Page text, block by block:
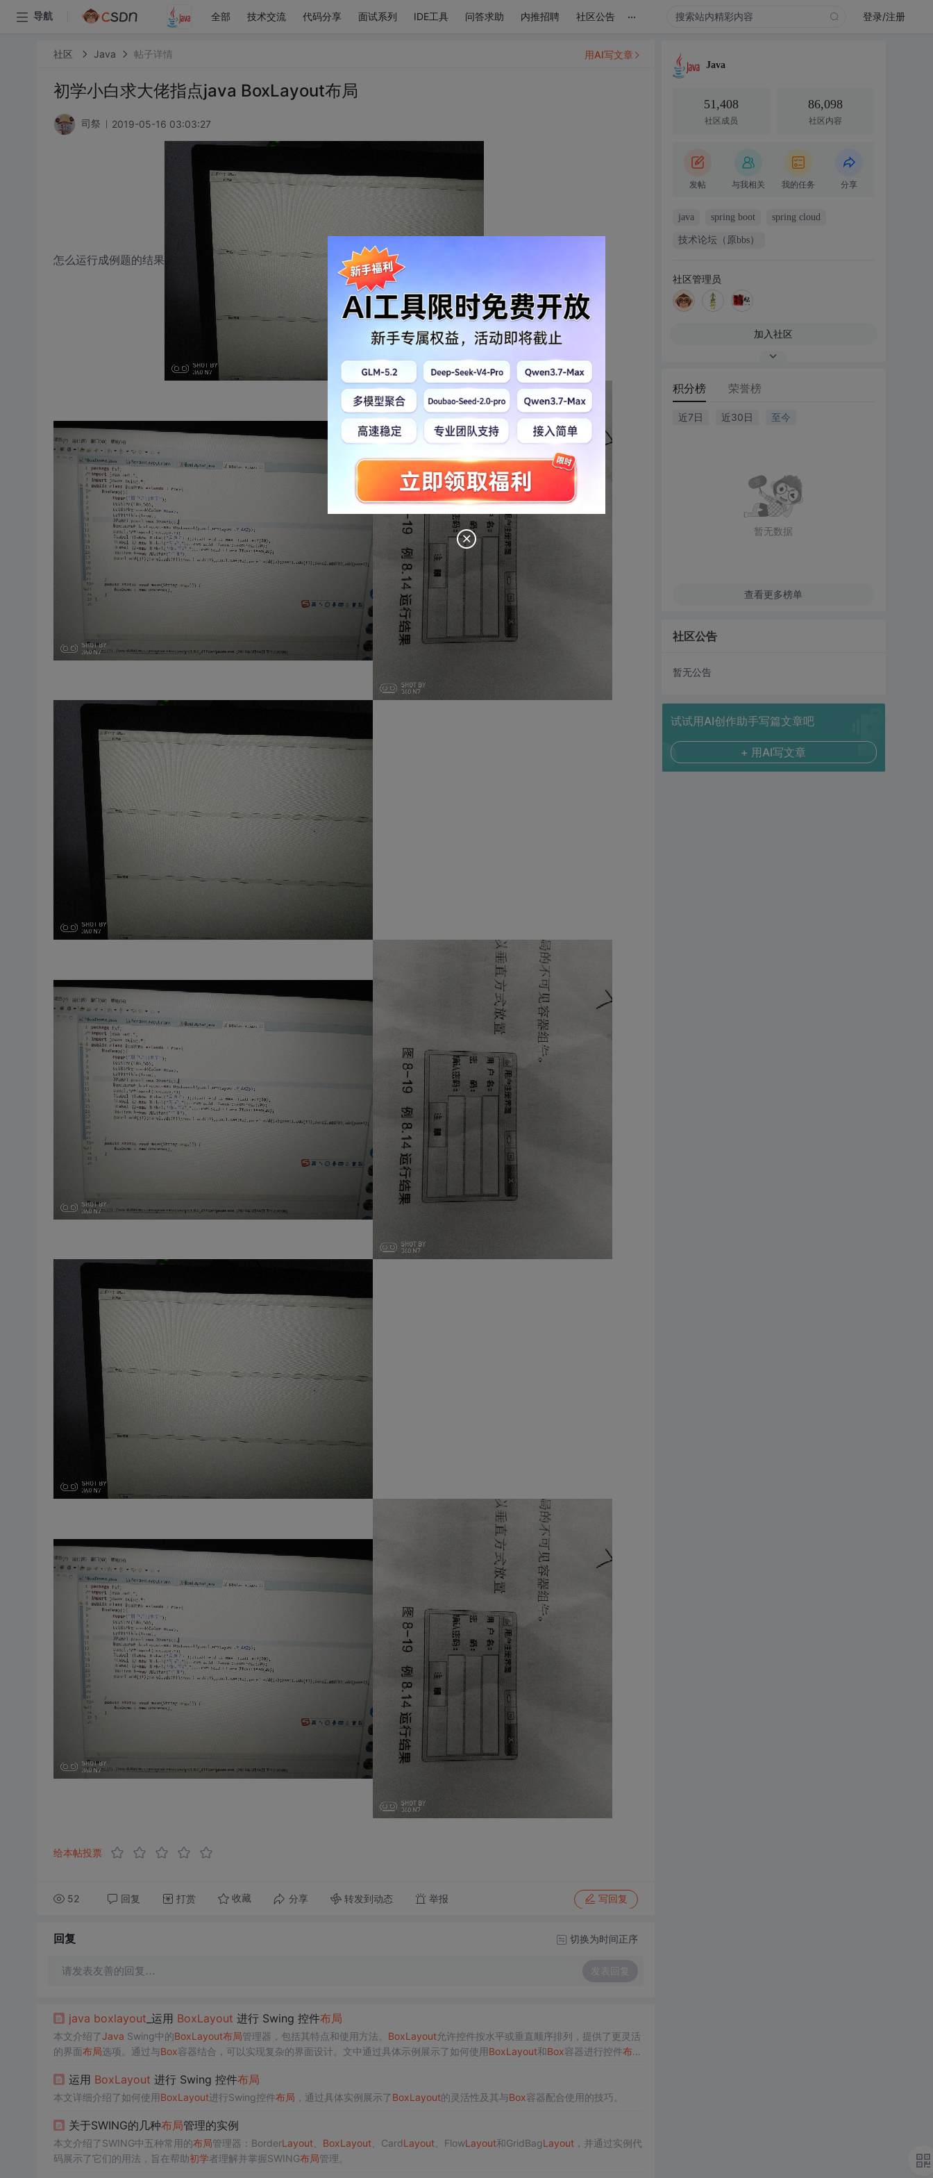
导航 全部 技术交流 代码分享 面试系列 IDE工具 问答求助 内推招聘 社区公告 ... 登录/注册
社区 Java 帖子详情
初学小白求大佬指点java BoxLayout布局
司祭 2019-05-16 03:03:27
怎么运行成例题的结果
给本帖投票
52 回复 打赏 收藏 分享 转发到动态 举报 写回复
用AI写文章
回复 切换为时间正序
请发表友善的回复… 发表回复
java boxlayout _运用 BoxLayout 进行 Swing 控件布局
本文介绍了Java Swing中的BoxLayout布局管理器，包括其特点和使用方法。 BoxLayout允许控件按水平或垂直顺序排列，提供了更灵活
的界面布局选项。通过与Box容器结合，可以实现复杂的界面设计。文中通过具体示例展示了如何使用BoxLayout和Box容器进行控件布局
运用 BoxLayout 进行 Swing 控件布局
本文详细介绍了如何使用BoxLayout进行Swing控件布局 ，通过具体实例展示了BoxLayout的灵活性及其与Box容器配合使用的技巧。
关于SWING的几种布局管理的实例
本文介绍了SWING中五种常用的布局管理器：BorderLayout、 BoxLayout、CardLayout、FlowLayout和GridBagLayout，并通过实例代
码展示了它们的用法，旨在帮助初学者理解并掌握SWING布局管理。
Java
51,408
社区成员
86,098
社区内容
发帖 与我相关 我的任务 分享
java spring boot spring cloud
技术论坛（原bbs）
社区管理员
加入社区
积分榜 荣誉榜
近7日 近30日 至今
暂无数据
查看更多榜单
社区公告
暂无公告
试试用AI创作助手写篇文章吧
+ 用AI写文章